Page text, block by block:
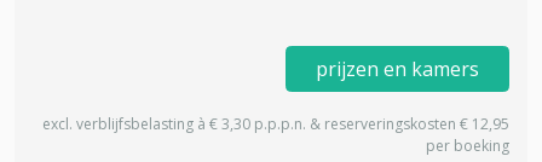
prijzen en kamers
excl. verblijfsbelasting à € 3,30 p.p.p.n. & reserveringskosten € 12,95
per boeking